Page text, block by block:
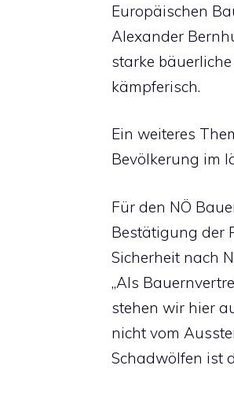
Europäischen
Alexander
starke
kämpferisch.
Ein weiteres
Bevölkerung im
Für den NÖ
Bestätigung der
Sicherheit nach
„Als
stehen wir hier
nicht vom
Schadwölfen ist